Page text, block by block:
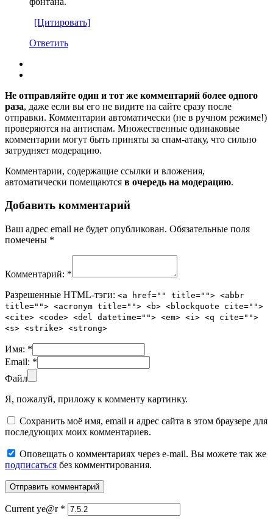
[Цитировать]
Ответить
Не отправляйте один и тот же комментарий более одного
раза, даже если вы его не видите на сайте сразу после
отправки. Комментарии автоматически (не в ручном режиме!)
проверяются на антиспам. Множественные одинаковые
комментарии могут быть приняты за спам-атаку, что сильно
затрудняет модерацию.
Комментарии, содержащие ссылки и вложения,
автоматически помещаются в очередь на модерацию.
Добавить комментарий
Ваш адрес email не будет опубликован. Обязательные поля
помечены *
Комментарий: *
Разрешенные HTML-тэги: <a href="" title=""> <abbr
title=""> <acronym title=""> <b> <blockquote cite="">
<cite> <code> <del datetime=""> <em> <i> <q cite="">
<s> <strike> <strong>
Имя: *
Email: *
Файл
Я, пожалуй, приложу к комменту картинку.
Сохранить моё имя, email и адрес сайта в этом браузере для
последующих моих комментариев.
Оповещать о комментариях через e-mail. Вы можете так же
подписаться без комментирования.
Current ye@r *